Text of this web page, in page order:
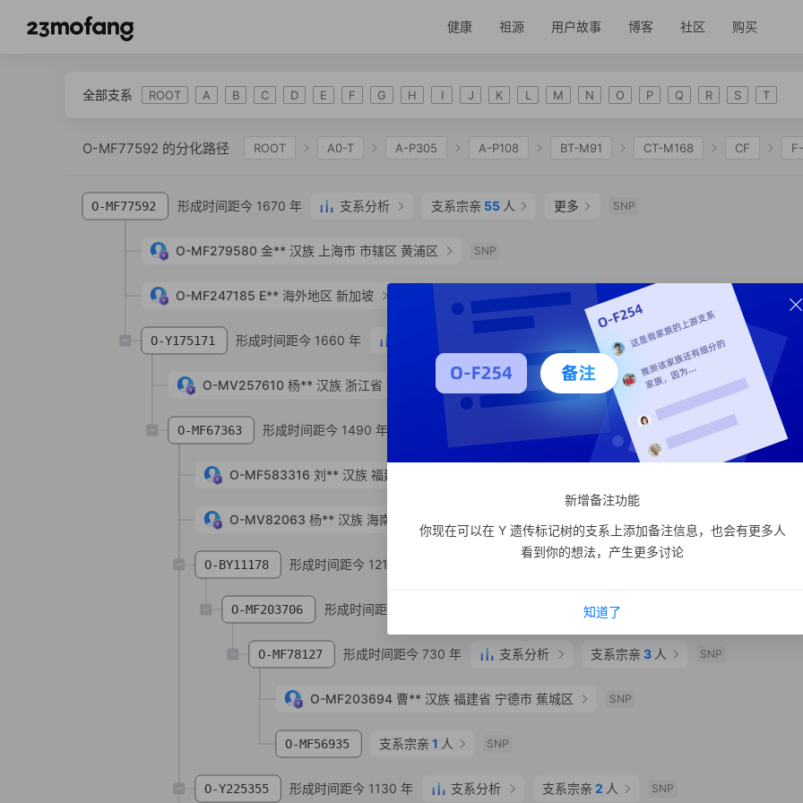
健康 祖源 用户故事 博客 社区 购买
全部支系 ROOT A B C D E F G H I J K L M N O P Q R S T
O-MF77592 的分化路径 ROOT A0-T A-P305 A-P108 BT-M91 CT-M168 CF
O-P164 O-N6 O-A16433 O-A16438 O-A16440 O-MF14922
O-MF77592 形成时间距今 1670 年 支系分析 支系宗亲 55 人 更多 SNP
O-MF279580 金** 汉族 上海市 市辖区 黄浦区 SNP
O-MF247185 E** 海外地区 新加坡
O-Y175171 形成时间距今 1660 年 支系分析 SNP
O-MV257610 杨** 汉族 浙江省 湖州市 吴兴区
O-MF67363 形成时间距今 1490 年 曹 东南曹氏家族 更多
O-MF583316 刘** 汉族 福建省 三明市 三元区
O-MV82063 杨** 汉族 海南省 省直辖县级行政区划 万宁市
O-BY11178 形成时间距今 1210 年
O-Y225355 形成时间距今 1130 年 支系分析 支系宗亲 2 人 SNP
O-MF203706 形成时间距今 1040 年 支系宗亲
O-MF78127 形成时间距今 730 年 支系分析 支系宗亲 3 人 SNP
O-MF203694 曹** 汉族 福建省 宁德市 蕉城区 SNP
O-MF56935 支系宗亲 1 人 SNP
新增备注功能
你现在可以在 Y 遗传标记树的支系上添加备注信息，也会有更多人
看到你的想法，产生更多讨论
知道了